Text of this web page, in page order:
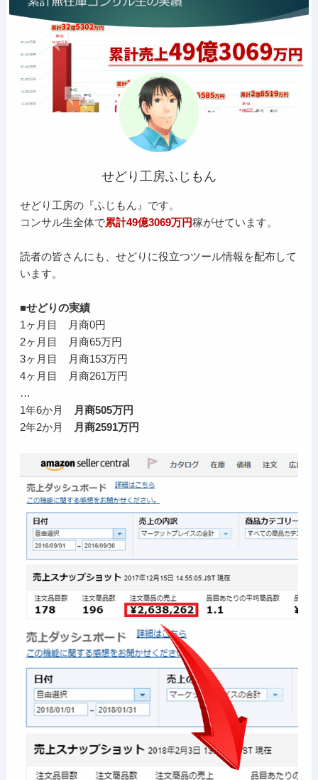
せどり工房ふじもん
せどり工房の『ふじもん』です。
コンサル生全体で累計49億3069万円稼がせています。
読者の皆さんにも、せどりに役立つツール情報を配布して
います。
■せどりの実績
1ヶ月目 月商0円
2ヶ月目 月商65万円
3ヶ月目 月商153万円
4ヶ月目 月商261万円
…
1年6か月
月商505万円
2年2か月
月商2591万円